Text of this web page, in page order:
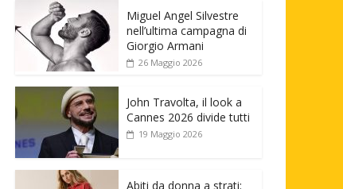
Miguel Angel Silvestre
nell’ultima campagna di
Giorgio Armani
26 Maggio 2026
John Travolta, il look a
Cannes 2026 divide tutti
19 Maggio 2026
Abiti da donna a strati: